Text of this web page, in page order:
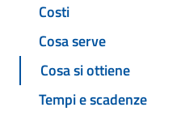
Costi
Cosa serve
Cosa si ottiene
Tempi e scadenze